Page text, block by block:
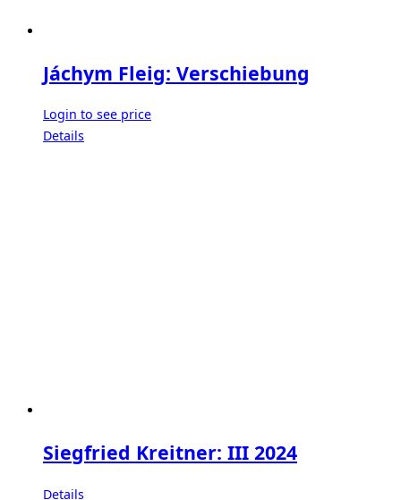
Jáchym Fleig: Verschiebung
Login to see price
Details
Siegfried Kreitner: III 2024
Details